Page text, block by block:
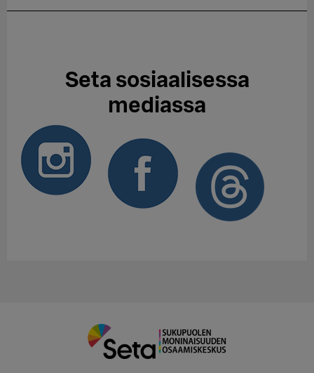
Seta sosiaalisessa
mediassa